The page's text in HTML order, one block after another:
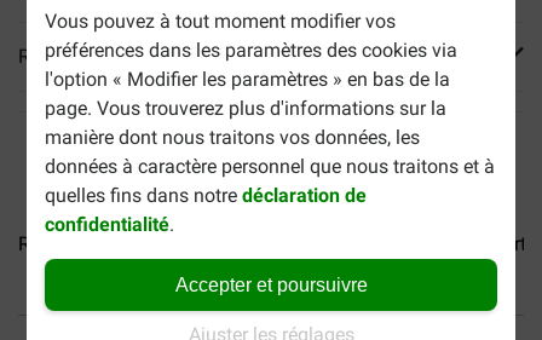
Vous pouvez à tout moment modifier vos
préférences dans les paramètres des cookies via
l'option « Modifier les paramètres » en bas de la
page. Vous trouverez plus d'informations sur la
manière dont nous traitons vos données, les
données à caractère personnel que nous traitons et à
quelles fins dans notredéclaration de
confidentialité.
Accepter et poursuivre
Ajuster les réglages
Reviews
Royal Canin Mini Ageing 12+... Royal Canin Medium
30% moins cher Sicher bezahlen